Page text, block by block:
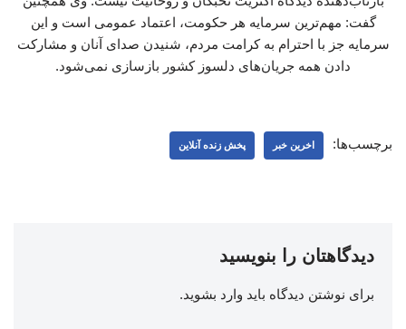
گفت: مهم‌ترین سرمایه هر حکومت، اعتماد عمومی است و این
سرمایه جز با احترام به کرامت مردم، شنیدن صدای آنان و مشارکت
دادن همه جریان‌های دلسوز کشور بازسازی نمی‌شود.
برچسب‌ها: اخرین خبر پخش زنده آنلاین
دیدگاهتان را بنویسید
برای نوشتن دیدگاه باید وارد بشوید.